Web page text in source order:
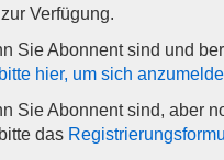
zur Verfügung.
Sie Abonnent sind und
hier, um sich
Sie Abonnent sind, aber
das